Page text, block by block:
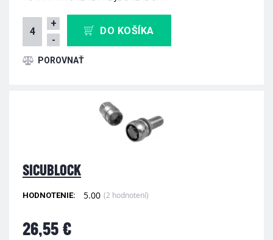
+
-
DO KOŠÍKA
SICUBLOCK
HODNOTENIE: 5.00 (2 hodnotení)
26,55 €